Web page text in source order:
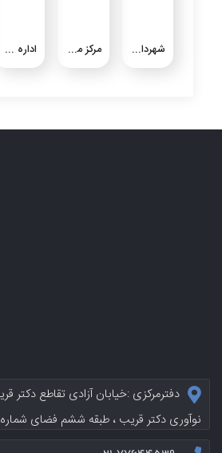
شهرداری شیرین شهر مرکز ملی گرد و خاک اداره کل هواشناسی استان خوزستان
نوآوری دکتر قریب ، طبقه ششم فضای شماره ۲۰۸